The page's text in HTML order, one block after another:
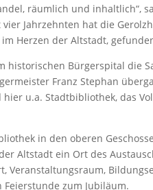
räumlich und inhaltlich“,
vier Jahrzehnten hat die
Herzen der Altstadt,
historischen Bürgerspital die
Franz Stephan
u.a. Stadtbibliothek, das
in den oberen
Altstadt ein Ort des
Veranstaltungsraum,
zum Jubiläum.